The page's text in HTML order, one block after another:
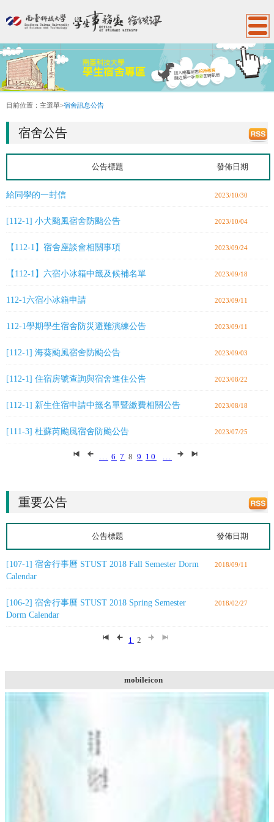
:::
目前位置： 主選單>宿舍訊息公告
宿舍公告
公告標題 發佈日期
給同學的一封信 2023/10/30
[112-1] 小犬颱風宿舍防颱公告 2023/10/04
【112-1】宿舍座談會相關事項 2023/09/24
【112-1】六宿小冰箱中籤及候補名單 2023/09/18
112-1六宿小冰箱申請 2023/09/11
112-1學期學生宿舍防災避難演練公告 2023/09/11
[112-1] 海葵颱風宿舍防颱公告 2023/09/03
[112-1] 住宿房號查詢與宿舍進住公告 2023/08/22
[112-1] 新生住宿申請中籤名單暨繳費相關公告 2023/08/18
[111-3] 杜蘇芮颱風宿舍防颱公告 2023/07/25
... 6 7 8 9 10 ...
重要公告
公告標題 發佈日期
[107-1] 宿舍行事曆 STUST 2018 Fall Semester Dorm
Calendar
2018/09/11
[106-2] 宿舍行事曆 STUST 2018 Spring Semester
Dorm Calendar
2018/02/27
1 2
mobileicon